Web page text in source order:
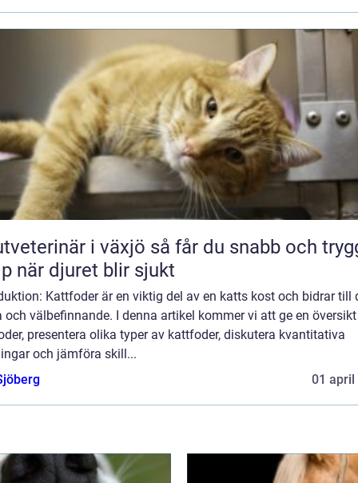
i växjö så får du snabb och trygg
när djuret blir sjukt
Kattfoder är en viktig del av en katts kost och bidrar till
och välbefinnande. I denna artikel kommer vi att ge en
presentera olika typer av kattfoder, diskutera kvantitativa
och jämföra skill...
01 april